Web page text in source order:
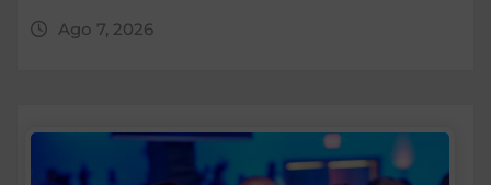
Ago 7, 2026